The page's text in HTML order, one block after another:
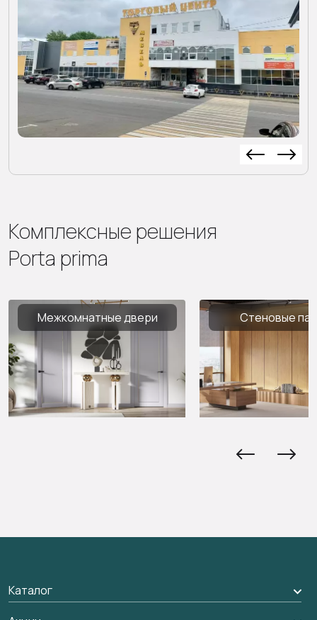
Комплексные решения
Porta prima
Межкомнатные двери Стеновые
Каталог